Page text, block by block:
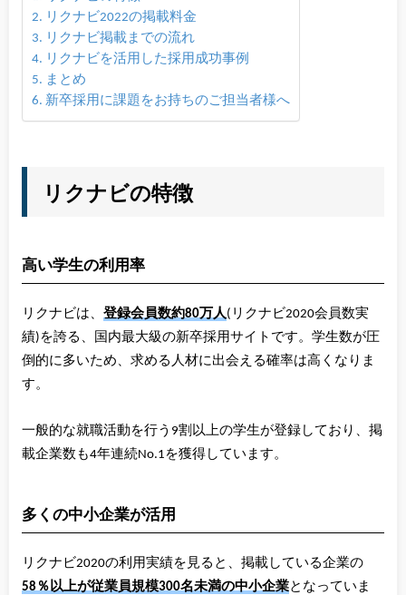
リクナビ2022の掲載料金
リクナビ掲載までの流れ
リクナビを活用した採用成功事例
まとめ
新卒採用に課題をお持ちのご担当者様へ
リクナビの特徴
高い学生の利用率
リクナビは、 登録会員数約80万人(リクナビ2020会員数実
績)を誇る、国内最大級の新卒採用サイトです。学生数が圧
倒的に多いため、求める人材に出会える確率は高くなりま
す。
一般的な就職活動を行う9割以上の学生が登録しており、掲
載企業数も4年連続No.1を獲得しています。
多くの中小企業が活用
リクナビ2020の利用実績を見ると、掲載している企業の
58％以上が従業員規模300名未満の中小企業となっていま